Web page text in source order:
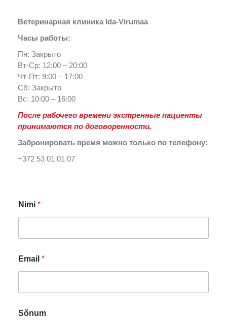
Ветеринарная клиника Ida-Virumaa
Часы работы:
Пн: Закрыто
Вт-Ср: 12:00 – 20:00
Чт-Пт: 9:00 – 17:00
Сб: Закрыто
Вс: 10:00 – 16:00
После рабочего времени экстренные пациенты
принимаются по договоренности.
Забронировать время можно только по телефону:
+372 53 01 01 07
Nimi *
m
a
m
a
Email *
Sõnum